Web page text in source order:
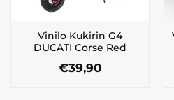
página
de
producto
Vinilo Kukirin G4
DUCATI Corse Red
€39,90